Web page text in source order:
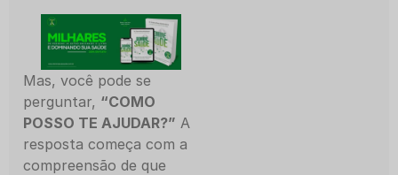
Mas, você pode se
perguntar, “COMO
POSSO TE AJUDAR?” A
resposta começa com a
compreensão de que